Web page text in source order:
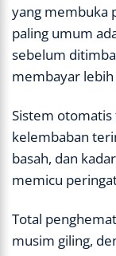
yang membuka
paling umum
sebelum
membayar
Sistem otomatis
kelembaban
basah, dan
memicu
Total
musim giling,